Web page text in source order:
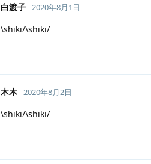
白渡子 2020年8月1日
\shiki/\shiki/
木木 2020年8月2日
\shiki/\shiki/